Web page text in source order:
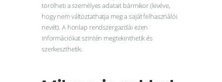
törölheti a személyes adatait bármikor (kivéve,
hogy nem változtathatja meg a saját felhasználói
nevét). A honlap rendszergazdái ezen
információkat szintén megtekinthetik és
szerkeszthetik.